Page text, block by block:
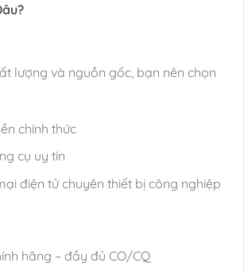
lượng và nguồn gốc, bạn nên chọn
chính thức
cụ uy tín
điện tử chuyên thiết bị công nghiệp
hãng – đầy đủ CO/CQ